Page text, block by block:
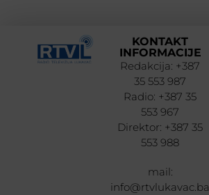
KONTAKT
INFORMACIJE
Redakcija: +387
35 553 987
Radio: +387 35
553 967
Direktor: +387 35
553 988
mail:
info@rtvlukavac.ba